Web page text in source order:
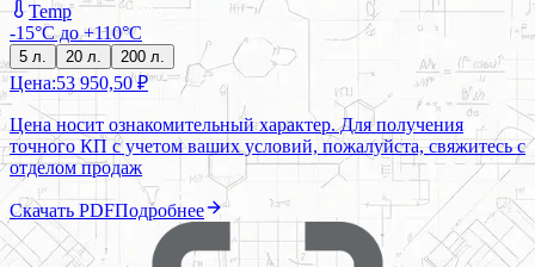
Temp
-15°C до +110°C
5 л. 20 л. 200 л.
Цена:53 950,50 ₽
Цена носит ознакомительный характер. Для получения
точного КП с учетом ваших условий, пожалуйста, свяжитесь с
отделом продаж
Скачать PDFПодробнее